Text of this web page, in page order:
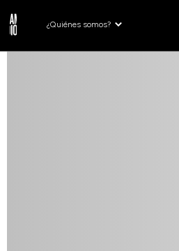
¿Quiénes somos?